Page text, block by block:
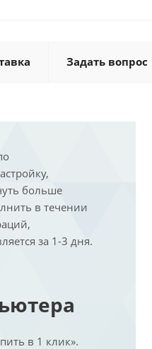
Задать вопрос
больше
в течении
за 1-3 дня.
в 1 клик».